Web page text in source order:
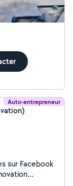
Auto-entrepreneur
sur Facebook